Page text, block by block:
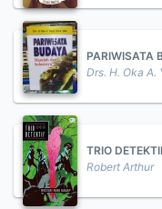
PARIWISATA
Drs. H. Oka A.
TRIO
Robert Arthur